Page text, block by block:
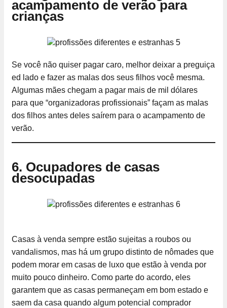
acampamento de verão para
crianças
Se você não quiser pagar caro, melhor deixar a preguiça
ed lado e fazer as malas dos seus filhos você mesma.
Algumas mães chegam a pagar mais de mil dólares
para que “organizadoras profissionais” façam as malas
dos filhos antes deles saírem para o acampamento de
verão.
6. Ocupadores de casas
desocupadas
Casas à venda sempre estão sujeitas a roubos ou
vandalismos, mas há um grupo distinto de nômades que
podem morar em casas de luxo que estão à venda por
muito pouco dinheiro. Como parte do acordo, eles
garantem que as casas permaneçam em bom estado e
saem da casa quando algum potencial comprador